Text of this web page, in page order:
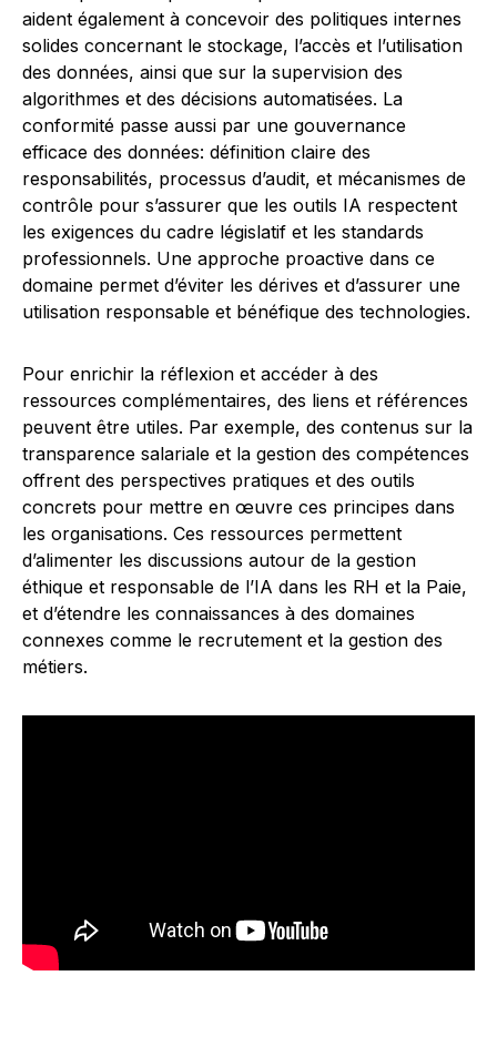
aident également à concevoir des politiques internes
solides concernant le stockage, l’accès et l’utilisation
des données, ainsi que sur la supervision des
algorithmes et des décisions automatisées. La
conformité passe aussi par une gouvernance
efficace des données: définition claire des
responsabilités, processus d’audit, et mécanismes de
contrôle pour s’assurer que les outils IA respectent
les exigences du cadre législatif et les standards
professionnels. Une approche proactive dans ce
domaine permet d’éviter les dérives et d’assurer une
utilisation responsable et bénéfique des technologies.
Pour enrichir la réflexion et accéder à des
ressources complémentaires, des liens et références
peuvent être utiles. Par exemple, des contenus sur la
transparence salariale et la gestion des compétences
offrent des perspectives pratiques et des outils
concrets pour mettre en œuvre ces principes dans
les organisations. Ces ressources permettent
d’alimenter les discussions autour de la gestion
éthique et responsable de l’IA dans les RH et la Paie,
et d’étendre les connaissances à des domaines
connexes comme le recrutement et la gestion des
métiers.